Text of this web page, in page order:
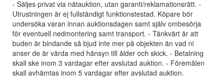
- Säljes privat via nätauktion, utan garanti/reklamationsrätt. -
Utrustningen är ej fullständigt funktionstestad. Köpare bör
undersöka varan innan auktionsdagen samt själv ombesörja
för eventuell nedmontering samt transport. - Tänkvärt är att
buden är bindande så bjud inte mer på objekten än vad ni
anser de är värda med hänsyn till ålder och skick. - Betalning
skall ske inom 3 vardagar efter avslutad auktion. - Föremålen
skall avhämtas inom 5 vardagar efter avslutad auktion.